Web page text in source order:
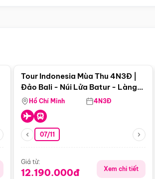
Tour Indonesia Mùa Thu 4N3Đ |
Đảo Bali - Núi Lửa Batur - Làng
Penglipuran
Hồ Chí Minh 4N3Đ
07/11
Giá từ:
12.190.000đ Xem chi tiết